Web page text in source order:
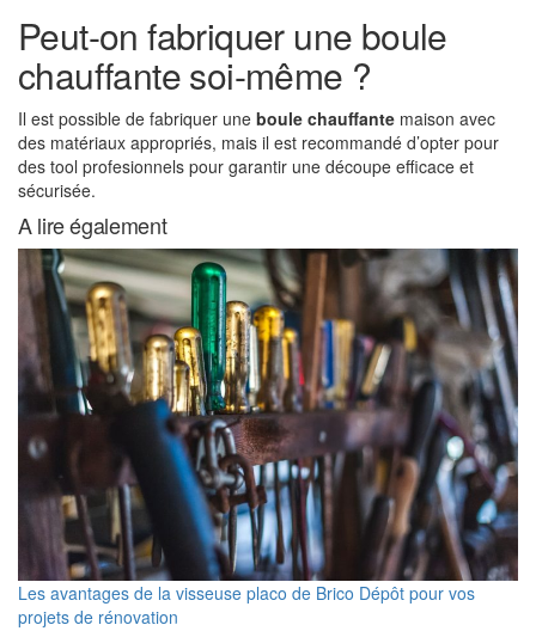
Peut-on fabriquer une boule
chauffante soi-même ?
Il est possible de fabriquer une boule chauffante maison avec
des matériaux appropriés, mais il est recommandé d’opter pour
des tool profesionnels pour garantir une découpe efficace et
sécurisée.
A lire également
Les avantages de la visseuse placo de Brico Dépôt pour vos
projets de rénovation